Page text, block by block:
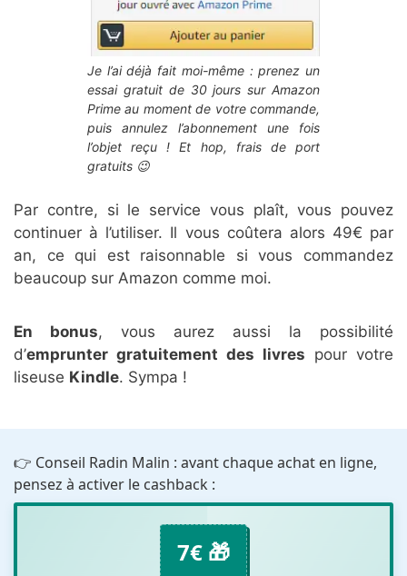
Je l’ai déjà fait moi-même : prenez un
essai gratuit de 30 jours sur Amazon
Prime au moment de votre commande,
puis annulez l’abonnement une fois
l’objet reçu ! Et hop, frais de port
gratuits 😉
Par contre, si le service vous plaît, vous pouvez
continuer à l’utiliser. Il vous coûtera alors 49€ par
an, ce qui est raisonnable si vous commandez
beaucoup sur Amazon comme moi.
En bonus, vous aurez aussi la possibilité
d’emprunter gratuitement des livres pour votre
liseuse Kindle. Sympa !
👉 Conseil Radin Malin : avant chaque achat en ligne,
pensez à activer le cashback :
7€ 🎁